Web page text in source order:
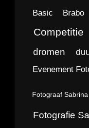
Basic Brabo
Competitie
dromen
Evenement
Fotograaf
Fotografie